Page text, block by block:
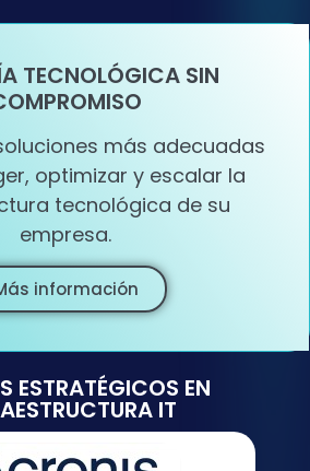
TECNOLÓGICA SIN
más adecuadas
optimizar y escalar la
tecnológica de su
empresa.
información
ESTRATÉGICOS EN
IT